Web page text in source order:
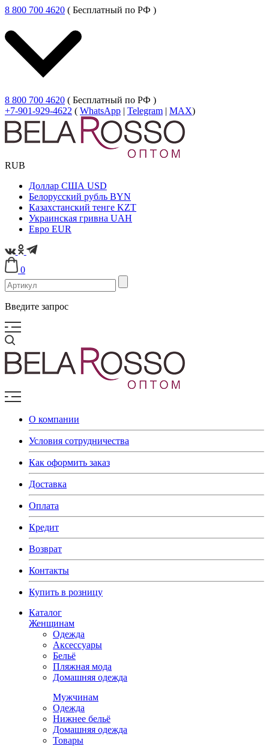
8 800 700 4620 ( Бесплатный по РФ )
8 800 700 4620 ( Бесплатный по РФ )
+7-901-929-4622 ( WhatsApp | Telegram | MAX)
RUB
Доллар США USD
Белорусский рубль BYN
Казахстанский тенге KZT
Украинская гривна UAH
Евро EUR
0
Введите запрос
О компании
Условия сотрудничества
Как оформить заказ
Доставка
Оплата
Кредит
Возврат
Контакты
Купить в розницу
Каталог
Женщинам
Одежда
Аксессуары
Бельё
Пляжная мода
Домашняя одежда
Мужчинам
Одежда
Нижнее бельё
Домашняя одежда
Товары